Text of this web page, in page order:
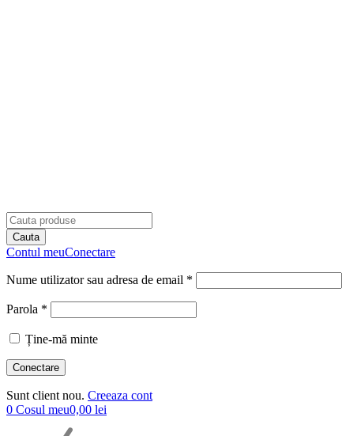
Contul meuConectare
Nume utilizator sau adresa de email *
Parola *
Ține-mă minte
Sunt client nou. Creeaza cont
0 Cosul meu0,00 lei